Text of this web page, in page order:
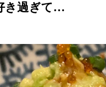
き過ぎて…